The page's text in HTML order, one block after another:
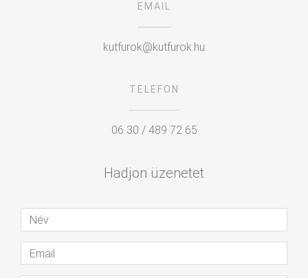
EMAIL
kutfurok@kutfurok.hu
TELEFON
06 30 / 489 72 65
Hadjon üzenetet